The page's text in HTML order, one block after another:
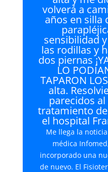
volverá a
años en silla
sensibilidad
las rodillas y
dos piernas
LO
TAPARON
alta.
parecidos
tratamiento
el hospital
Me llega la
médica
incorporado una
de nuevo. El